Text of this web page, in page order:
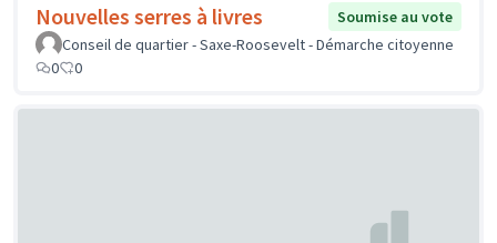
Nouvelles serres à livres
Soumise au vote
Conseil de quartier - Saxe-Roosevelt - Démarche citoyenne
0
0